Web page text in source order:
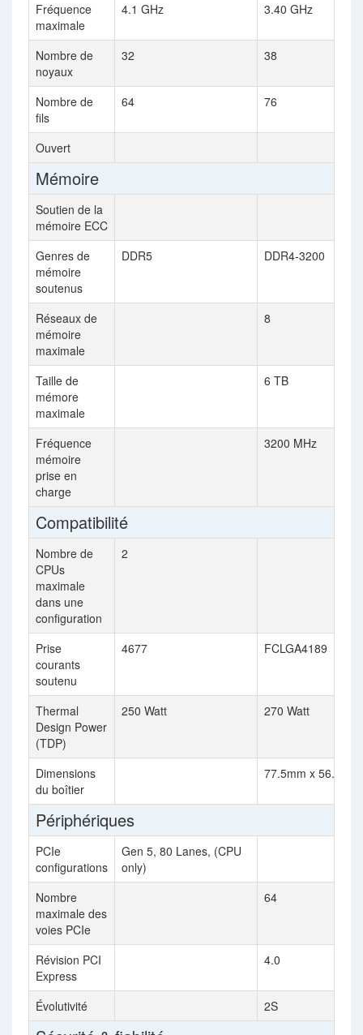
Fréquence
maximale
4.1 GHz 3.40 GHz
Nombre de
noyaux
32 38
Nombre de
fils
64 76
Ouvert
Mémoire
Soutien de la
mémoire ECC
Genres de
mémoire
soutenus
DDR5 DDR4-3200
Réseaux de
mémoire
maximale
8
Taille de
mémore
maximale
6 TB
Fréquence
mémoire
prise en
charge
3200 MHz
Compatibilité
Nombre de
CPUs
maximale
dans une
configuration
2
Prise
courants
soutenu
4677 FCLGA4189
Thermal
Design Power
(TDP)
250 Watt 270 Watt
Dimensions
du boîtier
77.5mm x 56.5mm
Périphériques
PCIe
configurations
Gen 5, 80 Lanes, (CPU
only)
Nombre
maximale des
voies PCIe
64
Révision PCI
Express
4.0
Évolutivité 2S